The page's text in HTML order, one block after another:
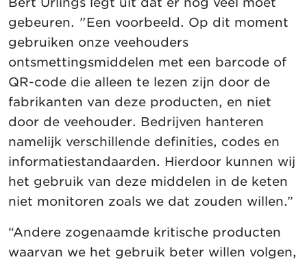
gebeuren. "Een voorbeeld. Op dit moment
gebruiken onze veehouders
ontsmettingsmiddelen met een barcode of
QR-code die alleen te lezen zijn door de
fabrikanten van deze producten, en niet
door de veehouder. Bedrijven hanteren
namelijk verschillende definities, codes en
informatiestandaarden. Hierdoor kunnen wij
het gebruik van deze middelen in de keten
niet monitoren zoals we dat zouden willen.”
“Andere zogenaamde kritische producten
waarvan we het gebruik beter willen volgen,